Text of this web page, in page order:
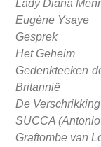
Lady Diana
Eugène Ysaye
Gesprek
Het Geheim
Gedenkteeken
Britannië
De
SUCCA
Graftombe van